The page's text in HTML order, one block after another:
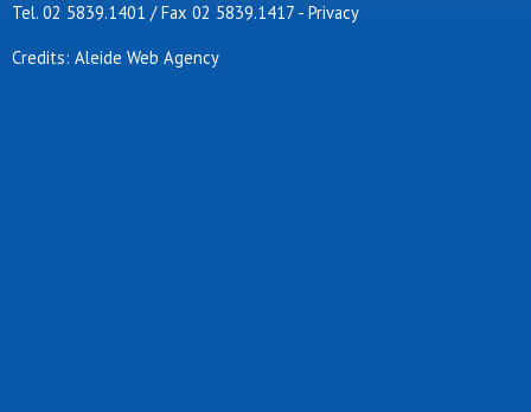
Tel. 02 5839.1401 / Fax 02 5839.1417 - Privacy
Credits: Aleide Web Agency